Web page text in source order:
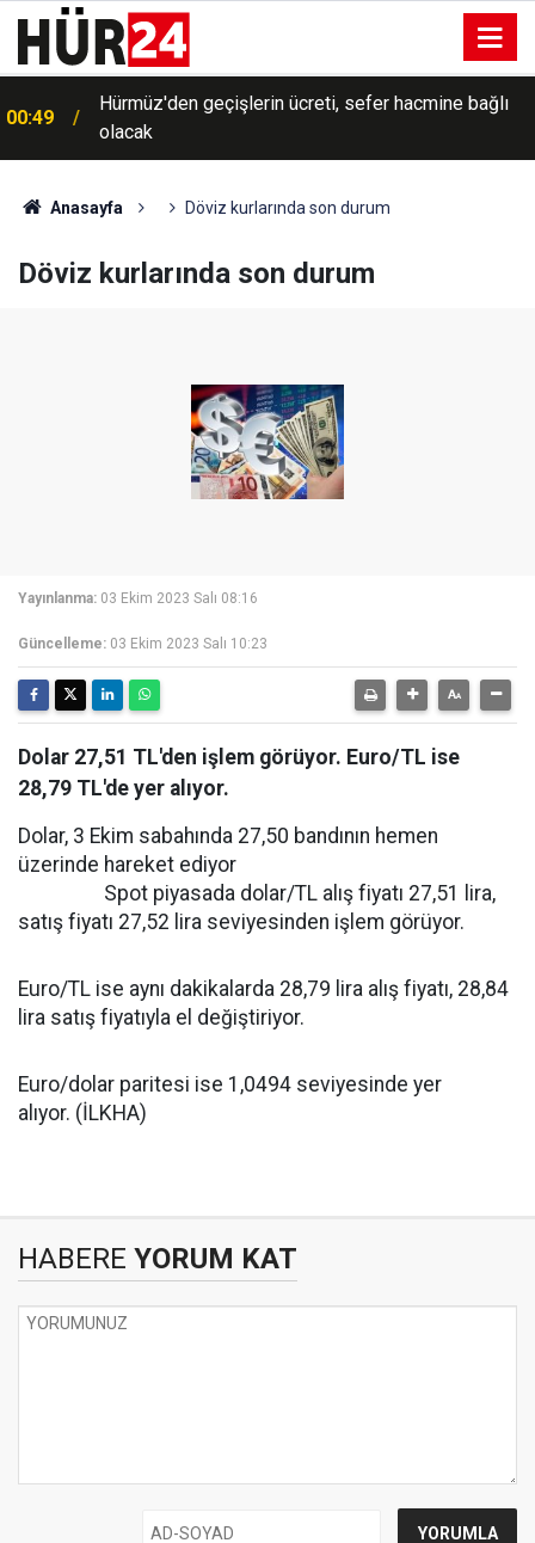
00:49
Hürmüz'den geçişlerin ücreti, sefer hacmine bağlı
olacak
Anasayfa Döviz kurlarında son durum
Döviz kurlarında son durum
Yayınlanma: 03 Ekim 2023 Salı 08:16
Güncelleme: 03 Ekim 2023 Salı 10:23
Dolar 27,51 TL'den işlem görüyor. Euro/TL ise
28,79 TL'de yer alıyor.
Dolar, 3 Ekim sabahında 27,50 bandının hemen
üzerinde hareket ediyor
Spot piyasada dolar/TL alış fiyatı 27,51 lira,
satış fiyatı 27,52 lira seviyesinden işlem görüyor.
Euro/TL ise aynı dakikalarda 28,79 lira alış fiyatı, 28,84
lira satış fiyatıyla el değiştiriyor.
Euro/dolar paritesi ise 1,0494 seviyesinde yer
alıyor. (İLKHA)
HABERE YORUM KAT